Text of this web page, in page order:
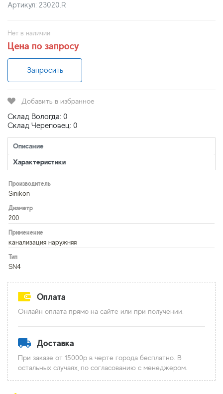
Артикул: 23020.R
Нет в наличии
Цена по запросу
Запросить
Добавить в избранное
Склад Вологда: 0
Склад Череповец: 0
Описание
Характеристики
Производитель
Sinikon
Диаметр
200
Применение
канализация наружняя
Тип
SN4
Оплата
Онлайн оплата прямо на сайте или при получении.
Доставка
При заказе от 15000р в черте города бесплатно. В
остальных случаях, по согласованию с менеджером.